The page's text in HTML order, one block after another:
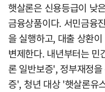
햇살론은 신용등급이 낮
금융상품이다. 서민금융
을 실행하고, 대출 상환
변제한다. 내년부터는
론 일반보증', 정부재정
증', 청년 대상 '햇살론유